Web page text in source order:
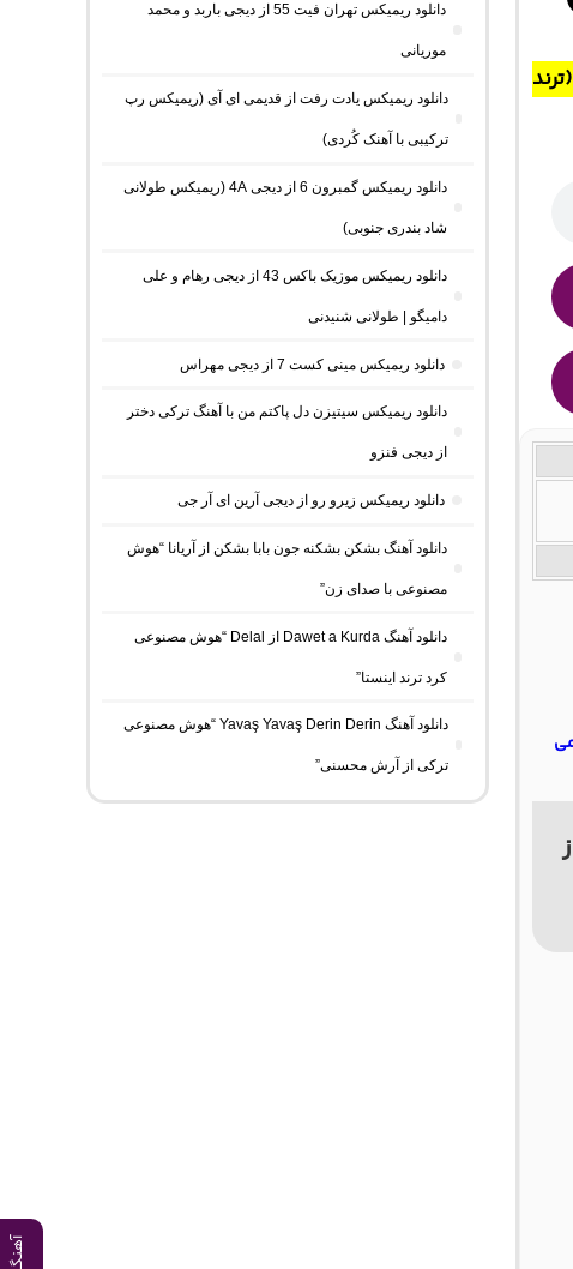
دانلود ریمیکس تهران فیت 55 از دیجی باربد و محمد
موریانی
دانلود ریمیکس یادت رفت از قدیمی ای آی (ریمیکس رپ
ترکیبی با آهنک کُردی)
دانلود ریمیکس گمبرون 6 از دیجی 4A (ریمیکس طولانی
شاد بندری جنوبی)
دانلود ریمیکس موزیک باکس 43 از دیجی رهام و علی
دامیگو | طولانی شنیدنی
دانلود ریمیکس مینی کست 7 از دیجی مهراس
دانلود ریمیکس سیتیزن دل پاکتم من با آهنگ ترکی دختر
از دیجی فنزو
دانلود ریمیکس زیرو رو از دیجی آرین ای آر جی
دانلود آهنگ بشکن بشکنه جون بابا بشکن از آریانا “هوش
مصنوعی با صدای زن”
دانلود آهنگ Dawet a Kurda از Delal “هوش مصنوعی
کرد ترند اینستا”
دانلود آهنگ Yavaş Yavaş Derin Derin “هوش مصنوعی
ترکی از آرش محسنی”